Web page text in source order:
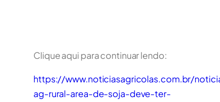
Clique aqui para continuar lendo:
https://www.noticiasagricolas.com.br/
ag-rural-area-de-soja-deve-ter-